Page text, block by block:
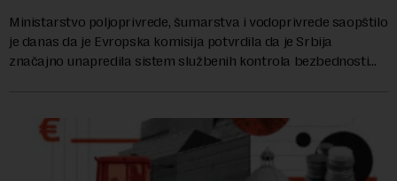
Ministarstvo poljoprivrede, šumarstva i vodoprivrede saopštilo
je danas da je Evropska komisija potvrdila da je Srbija
značajno unapredila sistem službenih kontrola bezbednosti